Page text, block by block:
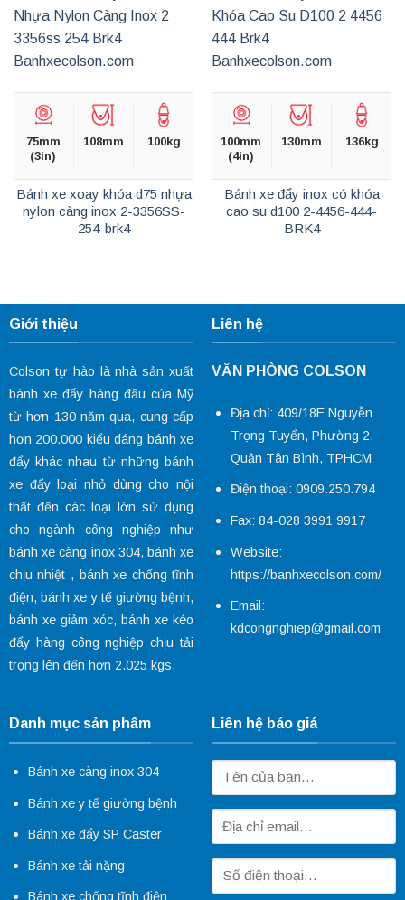
75mm
(3in)
108mm 100kg
Bánh xe xoay khóa d75 nhựa
nylon càng inox 2-3356SS-
254-brk4
100mm
(4in)
130mm 136kg
Bánh xe đẩy inox có khóa
cao su d100 2-4456-444-
BRK4
Giới thiệu
Colson tự hào là nhà sản xuất
bánh xe đẩy hàng đầu của Mỹ
từ hơn 130 năm qua, cung cấp
hơn 200.000 kiểu dáng bánh xe
đẩykhác nhau từ những bánh
xe đẩy loại nhỏ dùng cho nội
thất đến các loại lớn sử dụng
cho ngành công nghiệp như
bánh xe càng inox 304, bánh xe
chịu nhiệt , bánh xe chống tĩnh
điện, bánh xe y tếgiường bệnh,
bánh xe giảm xóc, bánh xe kéo
đẩy hàng công nghiệp chịu tải
trọng lên đến hơn 2.025 kgs.
Liên hệ
VĂN PHÒNG COLSON
Địa chỉ: 409/18E Nguyễn
Trọng Tuyển, Phường 2,
Quận Tân Bình, TPHCM
Điện thoại: 0909.250.794
Fax: 84-028 3991 9917
Website:
https://banhxecolson.com/
Email:
kdcongnghiep@gmail.com
Danh mục sản phẩm
Bánh xe càng inox 304
Bánh xe y tế giường bệnh
Bánh xe đẩy SP Caster
Bánh xe tải nặng
Bánh xe chống tĩnh điện
Liên hệ báo giá